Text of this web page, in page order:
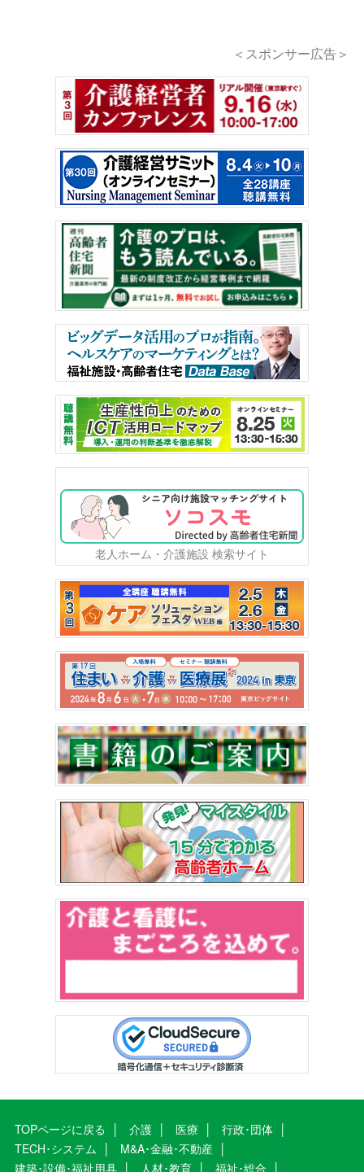
＜スポンサー広告＞
老人ホーム・介護施設 検索サイト
TOPページに戻る 介護 医療
行政･団体
TECH･システム
M&A･金融･不動産
建築･設備･福祉用具
人材･教育 福祉･総合